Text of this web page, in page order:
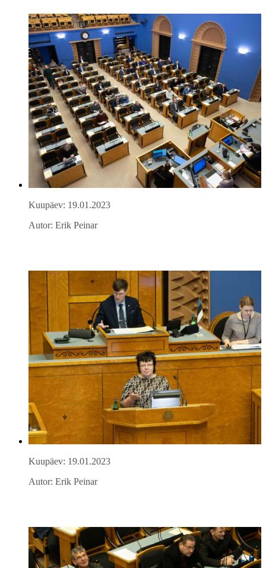
Kuupäev: 19.01.2023
Autor: Erik Peinar
Kuupäev: 19.01.2023
Autor: Erik Peinar